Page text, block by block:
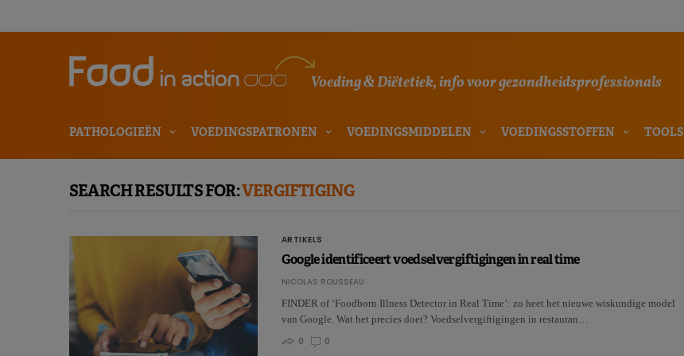
Voeding & Diëtetiek, info voor gezondheidsprofessionals
PATHOLOGIEËN VOEDINGSPATRONEN VOEDINGSMIDDELEN VOEDINGSSTOFFEN TOOLS
SEARCH RESULTS FOR:VERGIFTIGING
ARTIKELS
Google identificeert voedselvergiftigingen in real time
NICOLAS ROUSSEAU
FINDER of ‘Foodborn Illness Detector in Real Time’: zo heet het nieuwe wiskundige model
van Google. Wat het precies doet? Voedselvergiftigingen in restauran…
0
0